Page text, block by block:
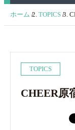
ホーム / TOPICS /
TOPICS
CHEER原